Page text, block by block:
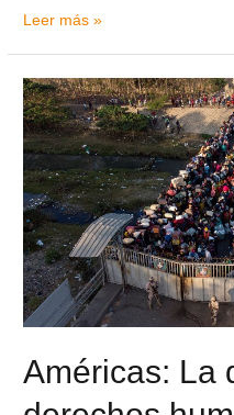
Leer más »
Américas: La